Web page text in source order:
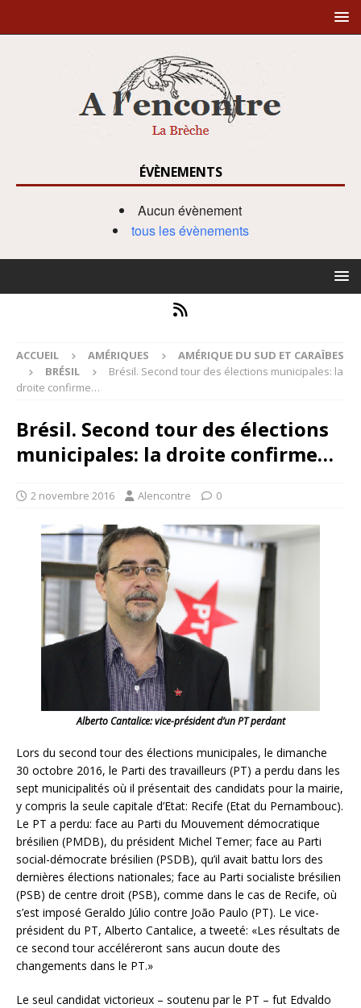
ÉVÈNEMENTS
Aucun évènement
tous les évènements
ACCUEIL AMÉRIQUES
AMÉRIQUE DU SUD ET CARAÏBES
BRÉSIL
Brésil. Second tour des élections municipales: la
droite confirme…
Brésil. Second tour des élections
municipales: la droite confirme…
2 novembre 2016 Alencontre 0
Alberto Cantalice: vice-président d’un PT perdant
Lors du second tour des élections municipales, le dimanche
30 octobre 2016, le Parti des travailleurs (PT) a perdu dans les
sept municipalités où il présentait des candidats pour la mairie,
y compris la seule capitale d’Etat: Recife (Etat du Pernambouc).
Le PT a perdu: face au Parti du Mouvement démocratique
brésilien (PMDB), du président Michel Temer; face au Parti
social-démocrate brésilien (PSDB), qu’il avait battu lors des
dernières élections nationales; face au Parti socialiste brésilien
(PSB) de centre droit (PSB), comme dans le cas de Recife, où
s’est imposé Geraldo Júlio contre João Paulo (PT). Le vice-
président du PT, Alberto Cantalice, a tweeté: «Les résultats de
ce second tour accéléreront sans aucun doute des
changements dans le PT.»
Le seul candidat victorieux – soutenu par le PT – fut Edvaldo